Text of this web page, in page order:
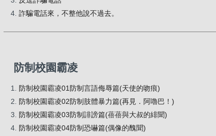
詐騙電話來，不整他說不過去。
防制校園霸凌
防制校園霸凌01防制言語侮辱篇(天使的吻痕)
防制校園霸凌02防制肢體暴力篇(再見．阿嚕巴！)
防制校園霸凌03防制誹謗篇(蓓蓓與大叔的緋聞)
防制校園霸凌04防制恐嚇篇(偶像的醜聞)